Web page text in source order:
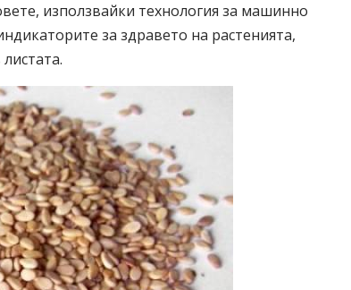
използвайки технология за машинно
за здравето на растенията,